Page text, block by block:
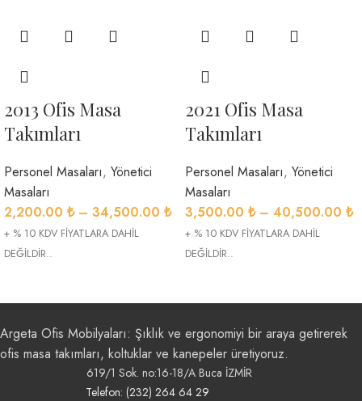
2013 Ofis Masa
Takımları
Personel Masaları, Yönetici
Masaları
2,200.00 ₺ – 34,500.00 ₺
+ % 10 KDV FİYATLARA DAHİL
DEĞİLDİR..
2021 Ofis Masa
Takımları
Personel Masaları, Yönetici
Masaları
3,500.00 ₺ – 40,500.00 ₺
+ % 10 KDV FİYATLARA DAHİL
DEĞİLDİR..
Argeta Ofis Mobilyaları: Şıklık ve ergonomiyi bir araya getirerek
ofis masa takımları, koltuklar ve kanepeler üretiyoruz.
619/1 Sok. no:16-18/A Buca İZMİR
Telefon: (232) 264 64 29